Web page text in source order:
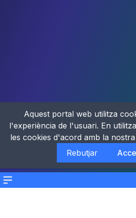
Menu
Aquest portal web utilitza
l'experiència de l'usuari. En
les cookies d'acord amb la nostra
Rebutjar